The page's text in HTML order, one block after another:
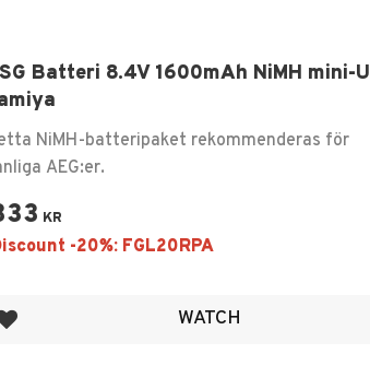
Batteri 8.4V 1600mAh NiMH mini-U
NiMH-batteripaket rekommenderas för
AEG:er.
KR
to favorites WATCH